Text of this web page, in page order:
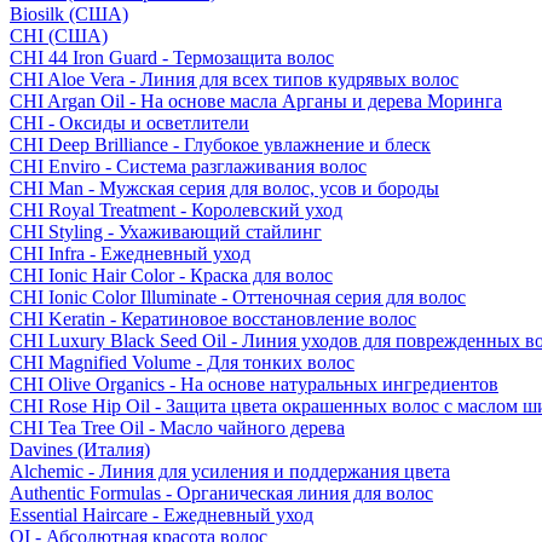
Biosilk (США)
CHI (США)
CHI 44 Iron Guard - Термозащита волос
CHI Aloe Vera - Линия для всех типов кудрявых волос
CHI Argan Oil - На основе масла Арганы и дерева Моринга
CHI - Оксиды и осветлители
CHI Deep Brilliance - Глубокое увлажнение и блеск
CHI Enviro - Система разглаживания волос
CHI Man - Мужская серия для волос, усов и бороды
CHI Royal Treatment - Королевский уход
CHI Styling - Ухаживающий стайлинг
CHI Infra - Ежедневный уход
CHI Ionic Hair Color - Краска для волос
CHI Ionic Color Illuminate - Оттеночная серия для волос
CHI Keratin - Кератиновое восстановление волос
CHI Luxury Black Seed Oil - Линия уходов для поврежденных
CHI Magnified Volume - Для тонких волос
CHI Olive Organics - На основе натуральных ингредиентов
CHI Rose Hip Oil - Защита цвета окрашенных волос с маслом
CHI Tea Tree Oil - Масло чайного дерева
Davines (Италия)
Alchemic - Линия для усиления и поддержания цвета
Authentic Formulas - Органическая линия для волос
Essential Haircare - Eжедневный уход
OI - Абсолютная красота волос